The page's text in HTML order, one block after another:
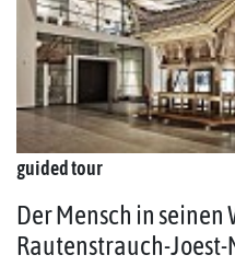
guided tour
Der Mensch in seinen
Rautenstrauch-